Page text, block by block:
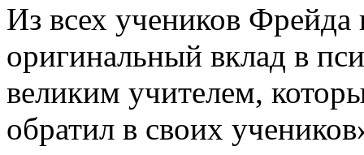
Из всех учеников
оригинальный вклад в
великим учителем,
обратил в своих